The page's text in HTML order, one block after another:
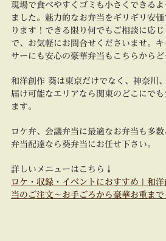
現場で食べやすくゴミも小さくできる
ました。魅力的なお弁当をギリギリ安
ります！できる限り何でもご相談に応
で、お気軽にお問合せくださいませ。
サーにも安心の豪華弁当もこちらからど
和洋創作 葵は東京だけでなく、神奈川
届け可能なエリアなら関東のどこにで
ます。
ロケ弁、会議弁当に最適なお弁当も多数
弁当配達なら葵弁当にお任せ下さい。
詳しいメニューはこちら↓
ロケ・収録・イベントにおすすめ | 和
当のご注文～お手ごろから豪華お重まで